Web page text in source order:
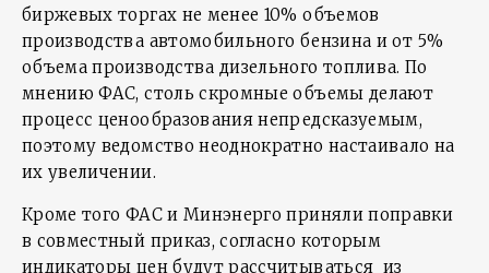
биржевых торгах не менее 10% объемов
производства автомобильного бензина и от 5%
объема производства дизельного топлива. По
мнению ФАС, столь скромные объемы делают
процесс ценообразования непредсказуемым,
поэтому ведомство неоднократно настаивало на
их увеличении.
Кроме того ФАС и Минэнерго приняли поправки
в совместный приказ, согласно которым
индикаторы цен будут рассчитываться из